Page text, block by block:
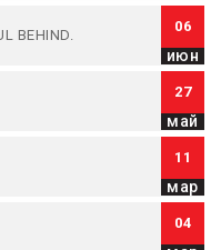
BEHIND.
06
июн
27
май
11
мар
04